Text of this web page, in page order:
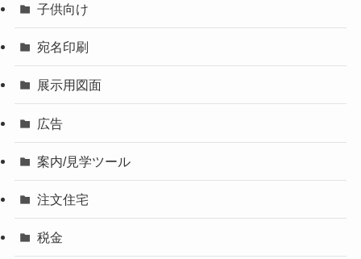
子供向け
宛名印刷
展示用図面
広告
案内/見学ツール
注文住宅
税金